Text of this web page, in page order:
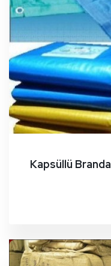
Kapsüllü Branda